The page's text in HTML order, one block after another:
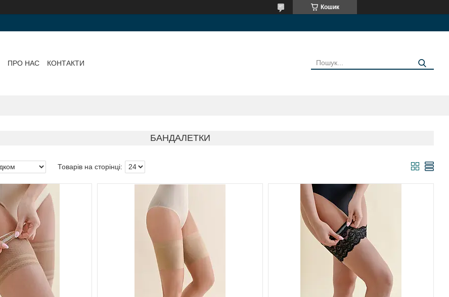
Кошик
ПРО НАС КОНТАКТИ
БАНДАЛЕТКИ